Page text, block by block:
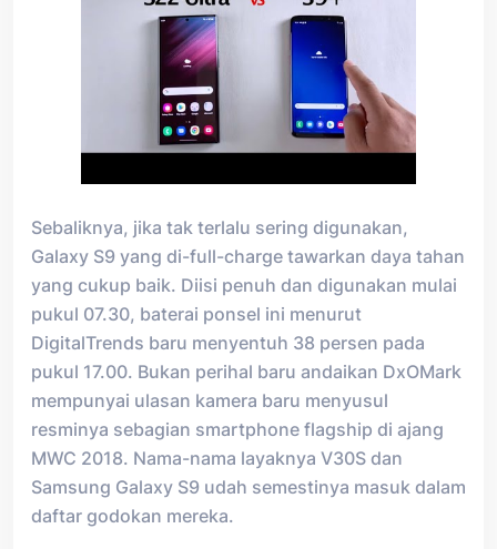
Sebaliknya, jika tak terlalu sering digunakan,
Galaxy S9 yang di-full-charge tawarkan daya tahan
yang cukup baik. Diisi penuh dan digunakan mulai
pukul 07.30, baterai ponsel ini menurut
DigitalTrends baru menyentuh 38 persen pada
pukul 17.00. Bukan perihal baru andaikan DxOMark
mempunyai ulasan kamera baru menyusul
resminya sebagian smartphone flagship di ajang
MWC 2018. Nama-nama layaknya V30S dan
Samsung Galaxy S9 udah semestinya masuk dalam
daftar godokan mereka.